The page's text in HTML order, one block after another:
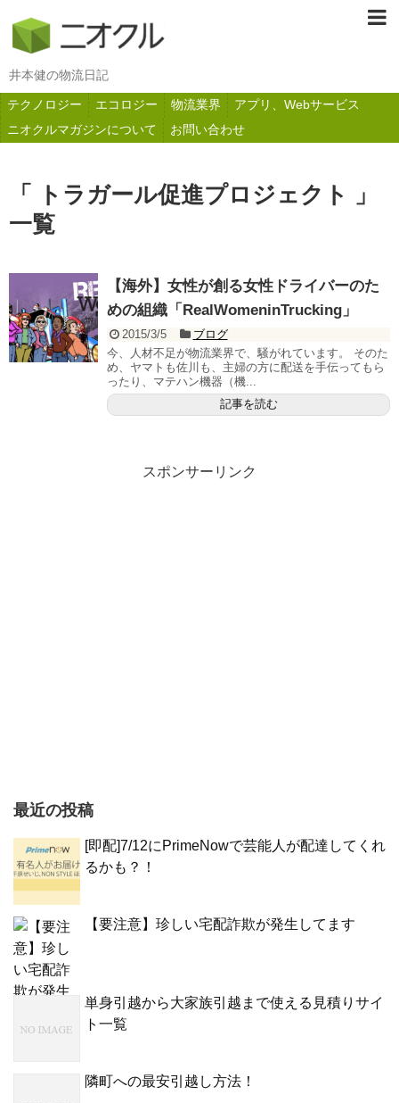
井本健の物流日記
テクノロジー エコロジー 物流業界
アプリ、Webサービス
ニオクルマガジンについて
お問い合わせ
「 トラガール促進プロジェクト 」
一覧
【海外】女性が創る女性ドライバーのた
めの組織「RealWomeninTrucking」
2015/3/5
ブログ
今、人材不足が物流業界で、騒がれています。 そのた
め、ヤマトも佐川も、主婦の方に配送を手伝ってもら
ったり、マテハン機器（機...
記事を読む
スポンサーリンク
最近の投稿
[即配]7/12にPrimeNowで芸能人が配達してくれ
るかも？！
【要注意】珍しい宅配詐欺が発生してます
単身引越から大家族引越まで使える見積りサイ
ト一覧
隣町への最安引越し方法！